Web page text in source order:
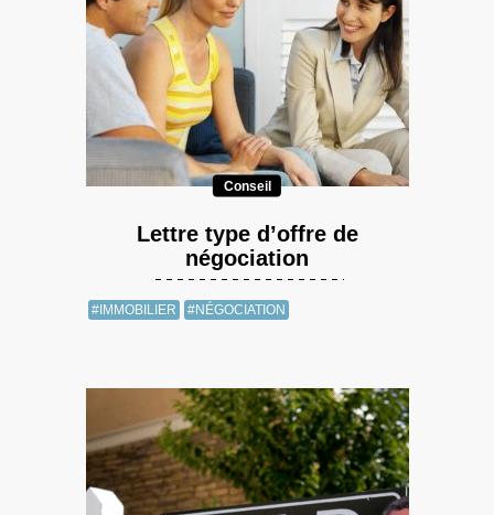
Conseil
Lettre type d’offre de
négociation
#IMMOBILIER #NÉGOCIATION